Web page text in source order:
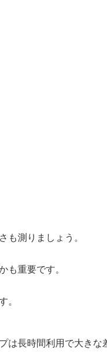
測りましょう。
も重要です。
長時間利用で大きな